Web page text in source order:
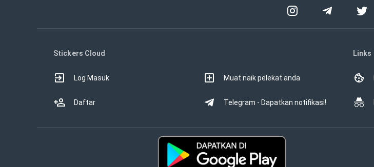
Stickers Cloud
Log Masuk
Daftar
Muat naik pelekat anda
Telegram - Dapatkan notifikasi!
Links